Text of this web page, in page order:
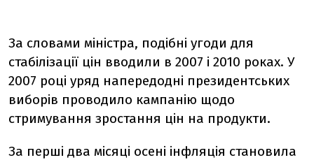
За словами міністра, подібні угоди для
стабілізації цін вводили в 2007 і 2010 роках. У
2007 році уряд напередодні президентських
виборів проводило кампанію щодо
стримування зростання цін на продукти.
За перші два місяці осені інфляція становила